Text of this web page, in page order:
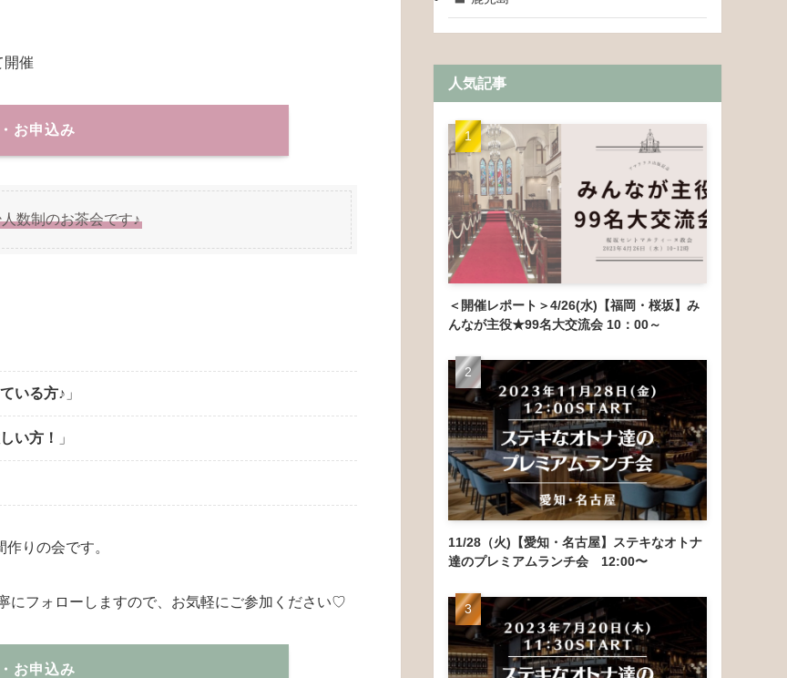
開催
お申込み
数制のお茶会です♪
いる方♪ 」
い方！ 」
りの会です。
にフォローしますので、お気軽にご参加ください♡
お申込み
人気記事
＜開催レポート＞4/26(水)【福岡・桜坂】み
んなが主役★99名大交流会 10：00～
11/28（火)【愛知・名古屋】ステキなオトナ
達のプレミアムランチ会 12:00〜